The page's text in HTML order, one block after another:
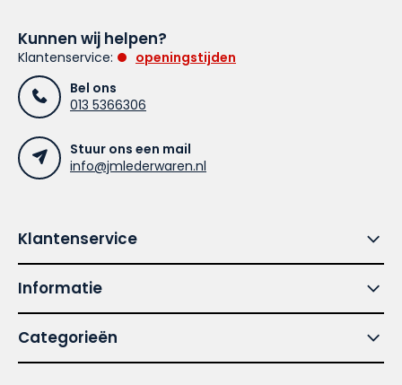
Kunnen wij helpen?
Klantenservice:
openingstijden
Bel ons
013 5366306
Stuur ons een mail
info@jmlederwaren.nl
Klantenservice
Informatie
Categorieën